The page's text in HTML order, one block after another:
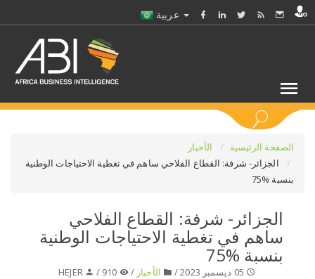
الصفحة الرئيسية
الأخبار
الجزائر- شرفة: القطاع الفلاحي ساهم في تغطية الاحتياجات الوطنية
بنسبة %75
الجزائر- شرفة: القطاع الفلاحي
ساهم في تغطية الاحتياجات الوطنية
بنسبة %75
الأخبار /
HEJER